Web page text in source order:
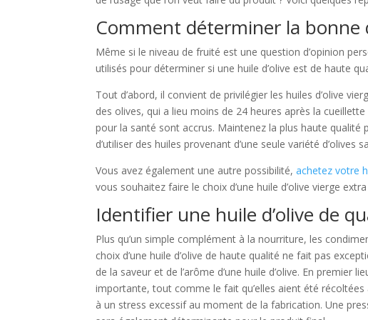
Comment déterminer la bonne
Même si le niveau de fruité est une question d’opinion
utilisés pour déterminer si une huile d’olive est de haute
Tout d’abord, il convient de privilégier les huiles d’olive
des olives, qui a lieu moins de 24 heures après la
pour la santé sont accrus. Maintenez la plus haute qualité
d’utiliser des huiles provenant d’une seule variété d’olives
Vous avez également une autre possibilité,achetez votre
vous souhaitez faire le choix d’une huile d’olive vierge
Identifier une huile d’olive de
Plus qu’un simple complément à la nourriture, les
choix d’une huile d’olive de haute qualité ne fait pas
de la saveur et de l’arôme d’une huile d’olive. En
importante, tout comme le fait qu’elles aient été
à un stress excessif au moment de la fabrication. Une